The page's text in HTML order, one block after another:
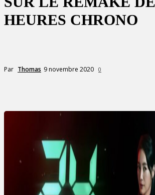
HEURES CHRONO
Par Thomas 9 novembre 2020 0